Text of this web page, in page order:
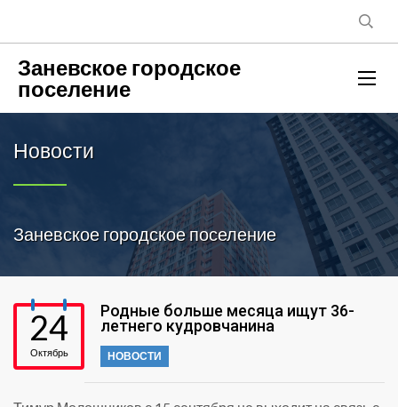
Заневское городское
поселение
Новости
Заневское городское поселение
24
Октябрь
Родные больше месяца ищут 36-
летнего кудровчанина
НОВОСТИ